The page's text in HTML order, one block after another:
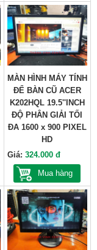
MÀN HÌNH MÁY TÍNH
ĐỂ BÀN CŨ ACER
K202HQL 19.5''INCH
ĐỘ PHÂN GIẢI TỐI
ĐA 1600 x 900 PIXEL
HD
Giá: 324.000 đ
Mua hàng